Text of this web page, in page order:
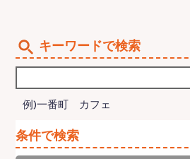
キーワードで検索
例)一番町 カフェ
条件で検索